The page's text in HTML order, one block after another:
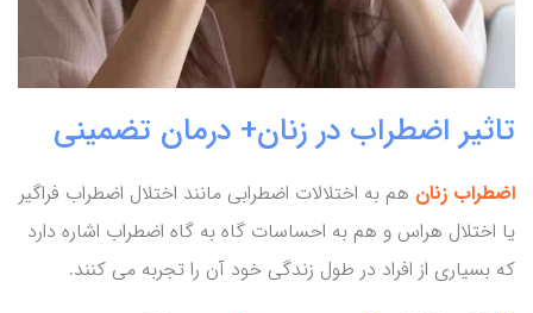
تاثیر اضطراب در زنان+ درمان تضمینی
اضطراب زنان هم به اختلالات اضطرابی مانند اختلال اضطراب فراگیر
یا اختلال هراس و هم به احساسات گاه به گاه اضطراب اشاره دارد
که بسیاری از افراد در طول زندگی خود آن را تجربه می کنند.